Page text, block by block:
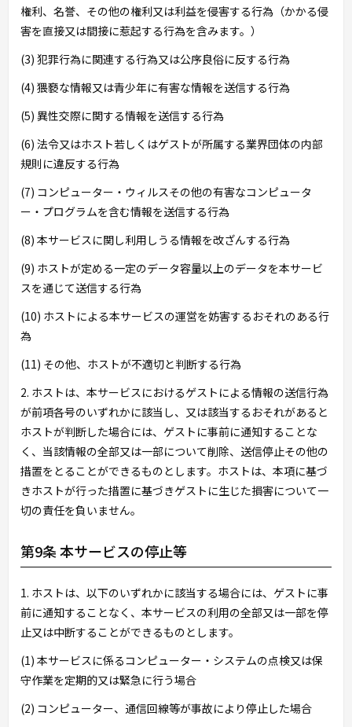
権利、名誉、その他の権利又は利益を侵害する行為（かかる侵
害を直接又は間接に惹起する行為を含みます。）
(3) 犯罪行為に関連する行為又は公序良俗に反する行為
(4) 猥褻な情報又は青少年に有害な情報を送信する行為
(5) 異性交際に関する情報を送信する行為
(6) 法令又はホスト若しくはゲストが所属する業界団体の内部
規則に違反する行為
(7) コンピューター・ウィルスその他の有害なコンピュータ
ー・プログラムを含む情報を送信する行為
(8) 本サービスに関し利用しうる情報を改ざんする行為
(9) ホストが定める一定のデータ容量以上のデータを本サービ
スを通じて送信する行為
(10) ホストによる本サービスの運営を妨害するおそれのある行
為
(11) その他、ホストが不適切と判断する行為
2. ホストは、本サービスにおけるゲストによる情報の送信行為
が前項各号のいずれかに該当し、又は該当するおそれがあると
ホストが判断した場合には、ゲストに事前に通知することな
く、当該情報の全部又は一部について削除、送信停止その他の
措置をとることができるものとします。ホストは、本項に基づ
きホストが行った措置に基づきゲストに生じた損害について一
切の責任を負いません。
第9条 本サービスの停止等
1. ホストは、以下のいずれかに該当する場合には、ゲストに事
前に通知することなく、本サービスの利用の全部又は一部を停
止又は中断することができるものとします。
(1) 本サービスに係るコンピューター・システムの点検又は保
守作業を定期的又は緊急に行う場合
(2) コンピューター、通信回線等が事故により停止した場合